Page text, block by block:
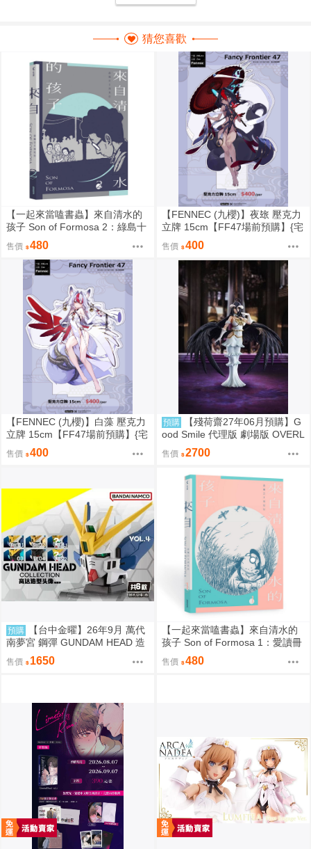
猜您喜歡
【一起來當嗑書蟲】來自清水的
孩子 Son of Formosa 2：綠島十
售價 480
【FENNEC (九櫻)】夜玈 壓克力
立牌 15cm【FF47場前預購】{宅
售價 400
【FENNEC (九櫻)】白藻 壓克力
立牌 15cm【FF47場前預購】{宅
即門}
售價 400
預購
【殘荷齋27年06月預購】G
ood Smile 代理版 劇場版 OVERL
ORD 聖王國篇 雅兒貝德 figma
可動 0917
售價 2700
預購
【台中金曜】26年9月 萬代
南夢宮 鋼彈 GUNDAM HEAD 造
型頭像 第四彈 盲盒 中盒6入 081
4
售價 1650
【一起來當嗑書蟲】來自清水的
孩子 Son of Formosa 1：愛讀冊
的少年
售價 480